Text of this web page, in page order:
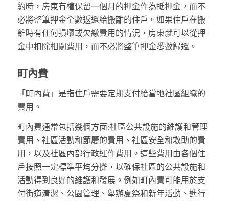
約時，房東有權保留一個月的押金作為抵押金，而不
必將整筆押金全數返還給搬離的住戶。如果住戶在搬
離時有任何損壞或欠繳費用的情況，房東就可以從押
金中扣除相關費用，而不必將整筆押金悉數歸還。
町內費
「町內費」是指住戶需要定期支付給當地社區組織的
費用。
町內費通常包括幾個方面:社區公共設施的維護和管理
費用、社區活動和節慶的費用、社區安全和救助的費
用，以及社區內部行政運作費用。這些費用由各個住
戶按照一定標準平均分攤，以確保社區的公共設施和
活動得到良好的維護和發展。例如町內費可能用於支
付街道清潔、公園管理、舉辦夏祭和新年活動、進行